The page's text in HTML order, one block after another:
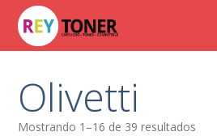
Olivetti
Mostrando 1–16 de 39 resultados